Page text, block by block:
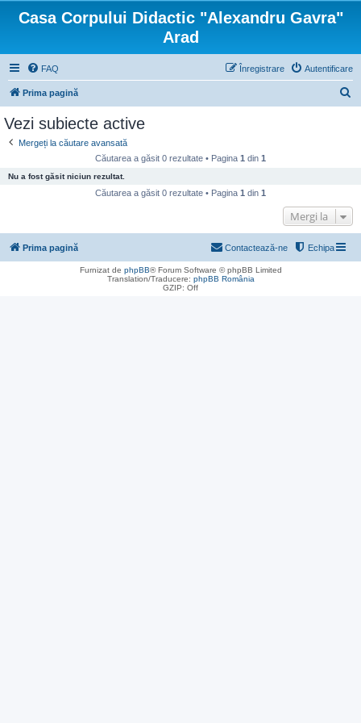
Casa Corpului Didactic "Alexandru Gavra"
Arad
FAQ Autentificare
Înregistrare
Prima pagină
e
Vezi subiecte active
Mergeți la căutare avansată
Căutarea a găsit 0 rezultate • Pagina 1 din 1
Nu a fost găsit niciun rezultat.
Căutarea a găsit 0 rezultate • Pagina 1 din 1
Mergi la
Prima pagină Echipa
Contactează-ne
Furnizat de phpBB® Forum Software © phpBB Limited
Translation/Traducere: phpBB România
GZIP: Off